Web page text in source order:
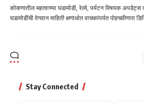
कोकणातील महत्वाच्या घडामोडी, रेल्वे, पर्यटन विषयक
घडामोडींची वेगवान माहिती क्षणार्धात वाचकांपर्यत पोहचवीणारा
Stay Connected